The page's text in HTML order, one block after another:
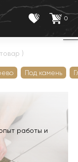
0
)
Под камень
работы и